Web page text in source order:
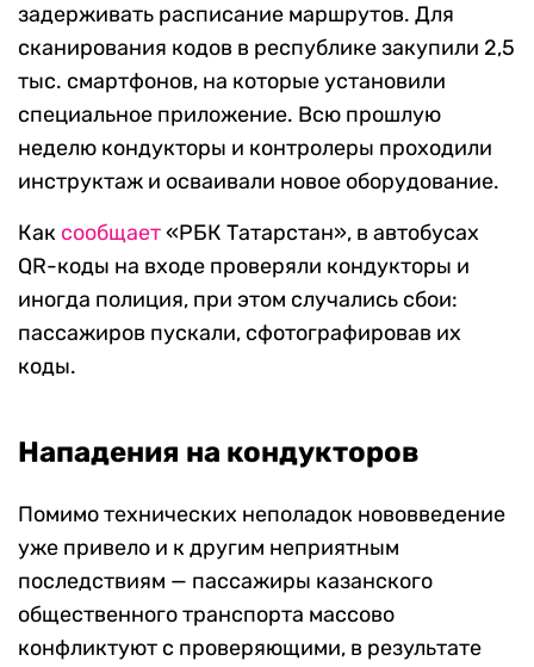
задерживать расписание маршрутов. Для
сканирования кодов в республике закупили 2,5
тыс. смартфонов, на которые установили
специальное приложение. Всю прошлую
неделю кондукторы и контролеры проходили
инструктаж и осваивали новое оборудование.
Как сообщает«РБК Татарстан», в автобусах
QR-коды на входе проверяли кондукторы и
иногда полиция, при этом случались сбои:
пассажиров пускали, сфотографировав их
коды.
Нападения на кондукторов
Помимо технических неполадок нововведение
уже привело и к другим неприятным
последствиям — пассажиры казанского
общественного транспорта массово
конфликтуют с проверяющими, в результате